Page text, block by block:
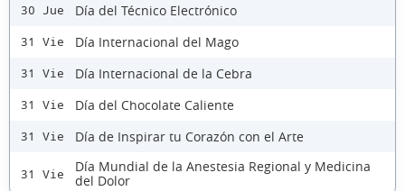
30 Jue Día del Técnico Electrónico
31 Vie Día Internacional del Mago
31 Vie Día Internacional de la Cebra
31 Vie Día del Chocolate Caliente
31 Vie Día de Inspirar tu Corazón con el Arte
31 Vie
Día Mundial de la Anestesia Regional y Medicina
del Dolor